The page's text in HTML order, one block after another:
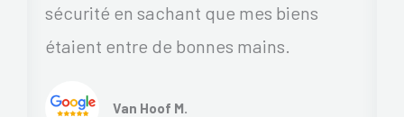
sécurité en sachant que mes biens
étaient entre de bonnes mains.
Van Hoof M.